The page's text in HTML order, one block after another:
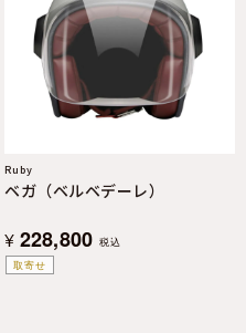
取寄せ
Ruby
ベガ（ベルベデーレ）
¥ 228,800 税込